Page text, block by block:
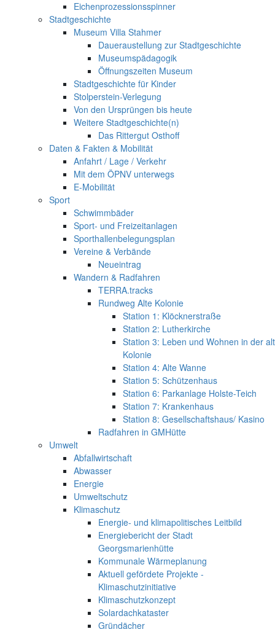
Eichenprozessionsspinner
Stadtgeschichte
Museum Villa Stahmer
Daueraustellung zur Stadtgeschichte
Museumspädagogik
Öffnungszeiten Museum
Stadtgeschichte für Kinder
Stolperstein-Verlegung
Von den Ursprüngen bis heute
Weitere Stadtgeschichte(n)
Das Rittergut Osthoff
Daten & Fakten & Mobilität
Anfahrt / Lage / Verkehr
Mit dem ÖPNV unterwegs
E-Mobilität
Sport
Schwimmbäder
Sport- und Freizeitanlagen
Sporthallenbelegungsplan
Vereine & Verbände
Neueintrag
Wandern & Radfahren
TERRA.tracks
Rundweg Alte Kolonie
Station 1: Klöcknerstraße
Station 2: Lutherkirche
Station 3: Leben und Wohnen in der
Kolonie
Station 4: Alte Wanne
Station 5: Schützenhaus
Station 6: Parkanlage Holste-Teich
Station 7: Krankenhaus
Station 8: Gesellschaftshaus/ Kasino
Radfahren in GMHütte
Umwelt
Abfallwirtschaft
Abwasser
Energie
Umweltschutz
Klimaschutz
Energie- und klimapolitisches Leitbild
Energiebericht der Stadt
Georgsmarienhütte
Kommunale Wärmeplanung
Aktuell gefördete Projekte -
Klimaschutzinitiative
Klimaschutzkonzept
Solardachkataster
Gründächer